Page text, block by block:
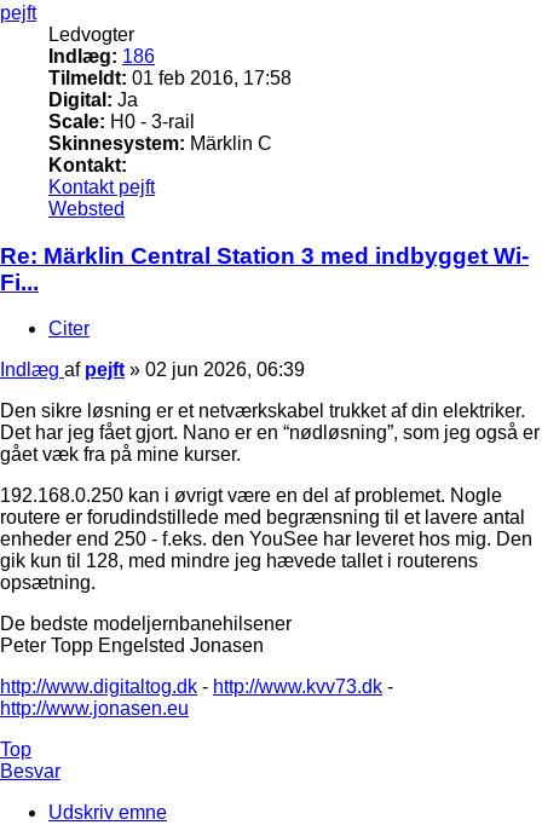
pejft
Ledvogter
Indlæg: 186
Tilmeldt: 01 feb 2016, 17:58
Digital: Ja
Scale: H0 - 3-rail
Skinnesystem: Märklin C
Kontakt:
Kontakt pejft
Websted
Re: Märklin Central Station 3 med indbygget Wi-
Fi...
Citer
Indlæg af pejft » 02 jun 2026, 06:39
Den sikre løsning er et netværkskabel trukket af din elektriker.
Det har jeg fået gjort. Nano er en “nødløsning”, som jeg også er
gået væk fra på mine kurser.
192.168.0.250 kan i øvrigt være en del af problemet. Nogle
routere er forudindstillede med begrænsning til et lavere antal
enheder end 250 - f.eks. den YouSee har leveret hos mig. Den
gik kun til 128, med mindre jeg hævede tallet i routerens
opsætning.
De bedste modeljernbanehilsener
Peter Topp Engelsted Jonasen
http://www.digitaltog.dk - http://www.kvv73.dk -
http://www.jonasen.eu
Top
Besvar
Udskriv emne